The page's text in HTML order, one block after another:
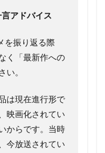
アドバイス
を振り返る際
く「最新作への
い。
は現在進行形で
映画化されてい
からです。当時
今放送されてい